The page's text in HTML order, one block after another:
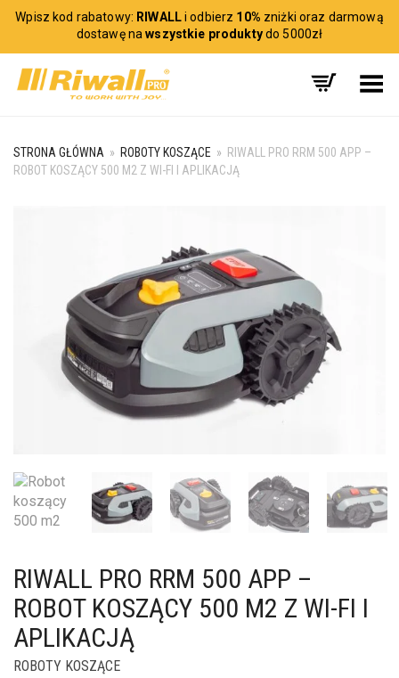
Wpisz kod rabatowy: RIWALLi odbierz 10% zniżki oraz darmową
dostawę nawszystkie produktydo 5000zł
Toggle Menu
STRONA GŁÓWNA » ROBOTY KOSZĄCE » RIWALL PRO RRM 500 APP –
ROBOT KOSZĄCY 500 M2 Z WI-FI I APLIKACJĄ
RIWALL PRO RRM 500 APP –
ROBOT KOSZĄCY 500 M2 Z WI-FI I
APLIKACJĄ
ROBOTY KOSZĄCE